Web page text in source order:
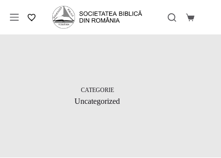
conținut
Coș
CATEGORIE
Uncategorized